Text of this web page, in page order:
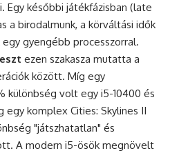
Egy későbbi játékfázisban (late
a birodalmunk, a körváltási idők
gyengébb processzorral.
ezen szakasza mutatta a
között. Míg egy
különbség volt egy i5-10400 és
egy komplex Cities: Skylines II
"játszhatatlan" és
A modern i5-ösök megnövelt